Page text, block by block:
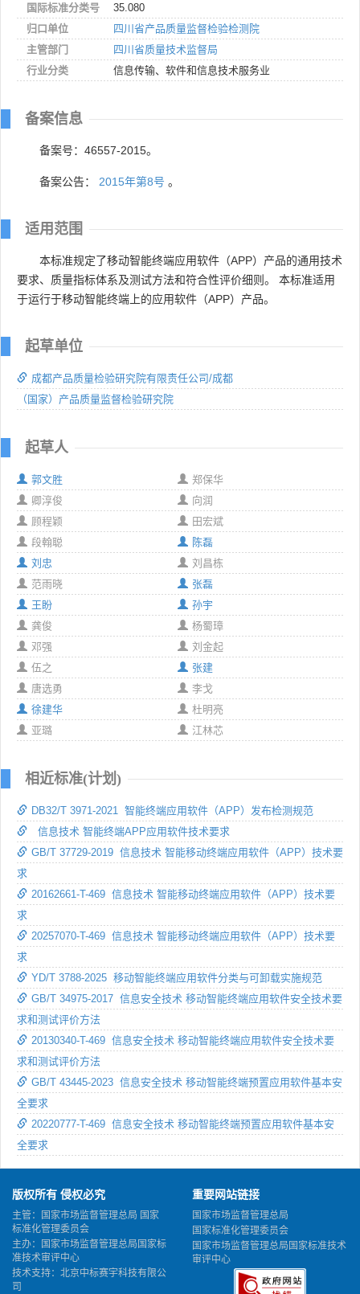
国际标准分类号
35.080
归口单位
四川省产品质量监督检验检测院
主管部门
四川省质量技术监督局
行业分类
信息传输、软件和信息技术服务业
备案信息
备案号：46557-2015。
备案公告： 2015年第8号 。
适用范围
本标准规定了移动智能终端应用软件（APP）产品的通用技术
要求、质量指标体系及测试方法和符合性评价细则。 本标准适用
于运行于移动智能终端上的应用软件（APP）产品。
起草单位
成都产品质量检验研究院有限责任公司/成都
（国家）产品质量监督检验研究院
起草人
郭文胜
郑保华
卿淳俊
向润
顾程颖
田宏斌
段翰聪
陈磊
刘忠
刘昌栋
范雨晓
张磊
王盼
孙宇
龚俊
杨蜀璋
邓强
刘金起
伍之
张建
唐选勇
李戈
徐建华
杜明亮
亚璐
江林芯
相近标准(计划)
DB32/T 3971-2021 智能终端应用软件（APP）发布检测规范
信息技术 智能终端APP应用软件技术要求
GB/T 37729-2019 信息技术 智能移动终端应用软件（APP）技术要
求
20162661-T-469 信息技术 智能移动终端应用软件（APP）技术要
求
20257070-T-469 信息技术 智能移动终端应用软件（APP）技术要
求
YD/T 3788-2025 移动智能终端应用软件分类与可卸载实施规范
GB/T 34975-2017 信息安全技术 移动智能终端应用软件安全技术要
求和测试评价方法
20130340-T-469 信息安全技术 移动智能终端应用软件安全技术要
求和测试评价方法
GB/T 43445-2023 信息安全技术 移动智能终端预置应用软件基本安
全要求
20220777-T-469 信息安全技术 移动智能终端预置应用软件基本安
全要求
版权所有 侵权必究
主管：国家市场监督管理总局 国家
标准化管理委员会
主办：国家市场监督管理总局国家标
准技术审评中心
技术支持：北京中标赛宇科技有限公
司
重要网站链接
国家市场监督管理总局
国家标准化管理委员会
国家市场监督管理总局国家标准技术
审评中心